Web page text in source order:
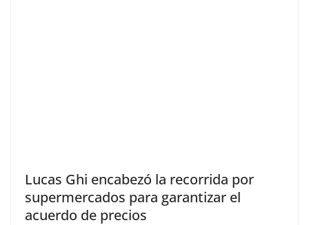
Lucas Ghi encabezó la recorrida por
supermercados para garantizar el
acuerdo de precios